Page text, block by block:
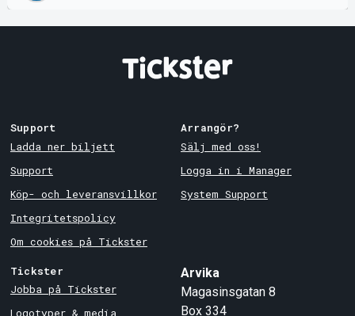
Support
Ladda ner biljett
Support
Köp- och leveransvillkor
Integritetspolicy
Om cookies på Tickster
Arrangör?
Sälj med oss!
Logga in i Manager
System Support
Tickster
Jobba på Tickster
Logotyper & media
Arvika
Magasinsgatan 8
Box 334